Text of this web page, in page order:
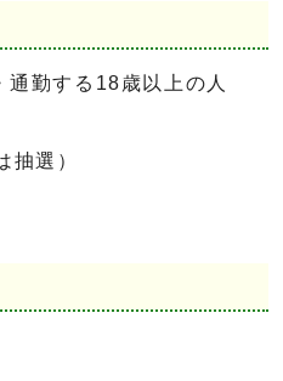
勤する18歳以上の人
抽選）